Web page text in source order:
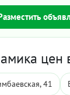
цен
41